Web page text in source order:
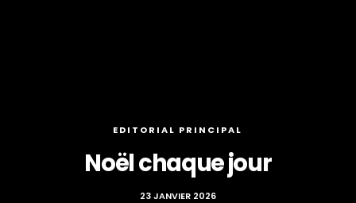
EDITORIAL PRINCIPAL
Noël chaque jour
23 JANVIER 2026